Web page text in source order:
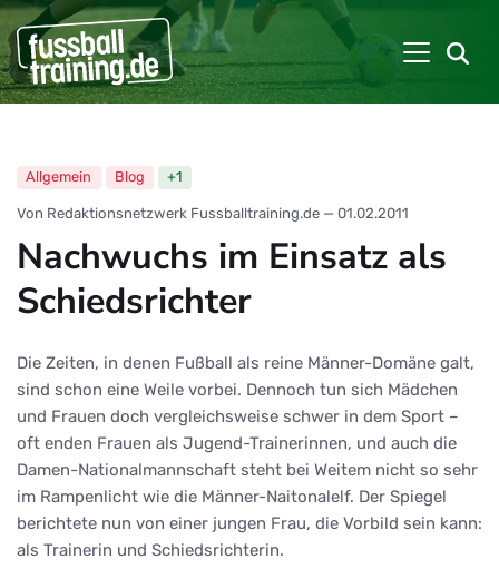
Allgemein Blog +1
Von Redaktionsnetzwerk Fussballtraining.de — 01.02.2011
Nachwuchs im Einsatz als
Schiedsrichter
Die Zeiten, in denen Fußball als reine Männer-Domäne galt,
sind schon eine Weile vorbei. Dennoch tun sich Mädchen
und Frauen doch vergleichsweise schwer in dem Sport –
oft enden Frauen als Jugend-Trainerinnen, und auch die
Damen-Nationalmannschaft steht bei Weitem nicht so sehr
im Rampenlicht wie die Männer-Naitonalelf. Der Spiegel
berichtete nun von einer jungen Frau, die Vorbild sein kann:
als Trainerin und Schiedsrichterin.